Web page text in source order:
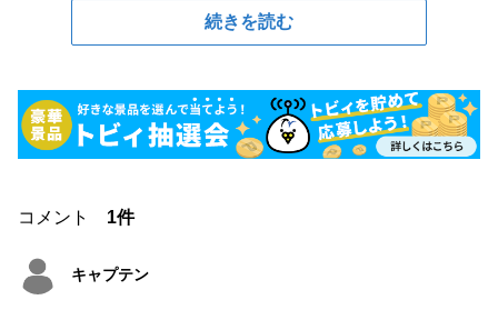
続きを読む
コメント 1件
キャプテン